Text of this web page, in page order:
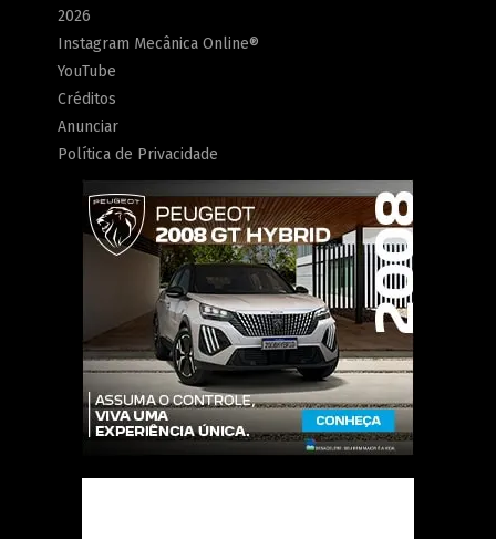
2026
Instagram Mecânica Online®
YouTube
Créditos
Anunciar
Política de Privacidade